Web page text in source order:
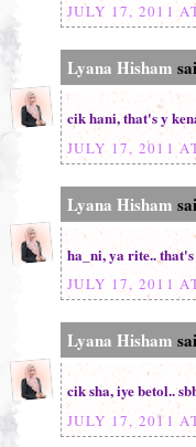
JULY 17, 2011
Lyana Hisham
cik hani, that's y
JULY 17, 2011
Lyana Hisham
ha_ni, ya rite..
JULY 17, 2011
Lyana Hisham
cik sha, iye betol..
JULY 17, 2011